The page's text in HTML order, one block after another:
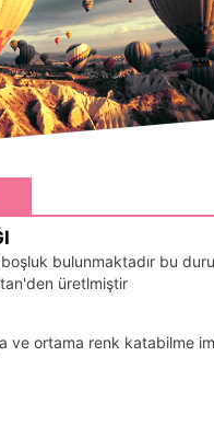
bulunmaktadır bu
üretlmiştir
ve ortama renk katabilme